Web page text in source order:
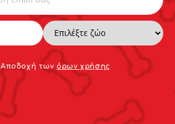
Αποδoχή τωνόρων χρήσης